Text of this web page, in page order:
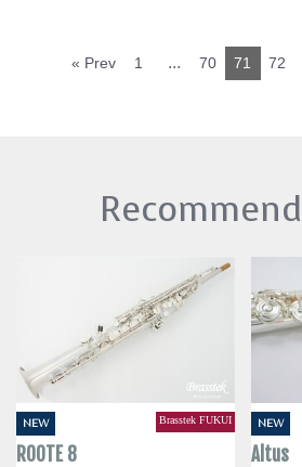
« Prev 1 ... 70 71 72
NEW Brasstek FUKUI
ROOTE 8
NEW
Altus